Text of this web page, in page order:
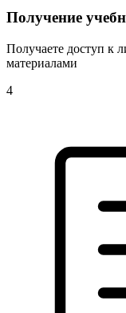
Получение
Получаете доступ к
материалами
4